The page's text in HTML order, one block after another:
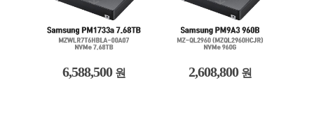
6,588,500 원 2,608,800 원